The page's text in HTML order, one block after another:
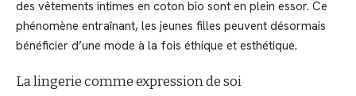
des vêtements intimes en coton bio sont en plein essor. Ce
phénomène entraînant, les jeunes filles peuvent désormais
bénéficier d’une mode à la fois éthique et esthétique.
La lingerie comme expression de soi